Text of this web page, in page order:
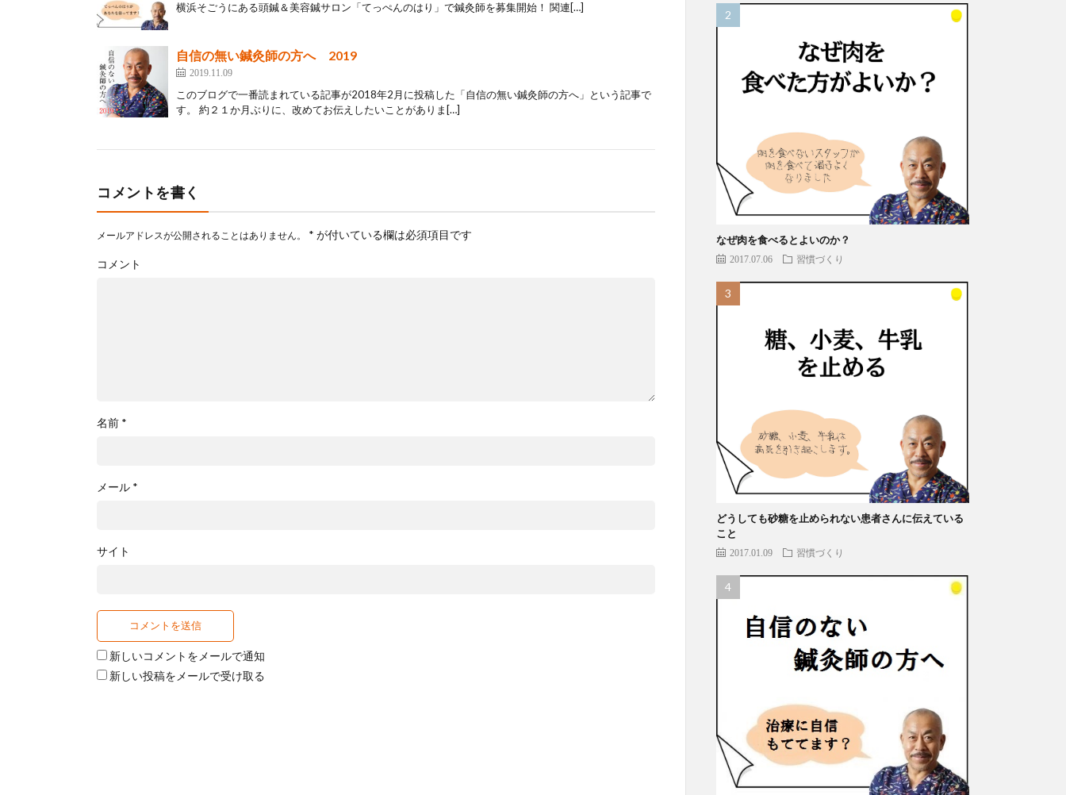
横浜そごうにある頭鍼＆美容鍼サロン「てっぺんのはり」で鍼灸師を募集開始！ 関連[…]
自信の無い鍼灸師の方へ 2019
2019.11.09
このブログで一番読まれている記事が2018年2月に投稿した「自信の無い鍼灸師の方へ」という記事で
す。 約２１か月ぶりに、改めてお伝えしたいことがありま[…]
コメントを書く
メールアドレスが公開されることはありません。 * が付いている欄は必須項目です
コメント
名前 *
メール *
サイト
新しいコメントをメールで通知
新しい投稿をメールで受け取る
なぜ肉を食べるとよいのか？
2017.07.06 習慣づくり
どうしても砂糖を止められない患者さんに伝えている
こと
2017.01.09 習慣づくり